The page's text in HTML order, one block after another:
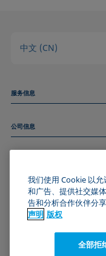
中文 (CN)
服务信息
技术服务
和我们取得联系
公司信息
关于我们
数据隐私声明
Cookie政策
加入KRÜSS社区
我们使用 Cookie 以
和广告、提供社交媒
告和分析合作伙伴分
声明 版权
全部拒